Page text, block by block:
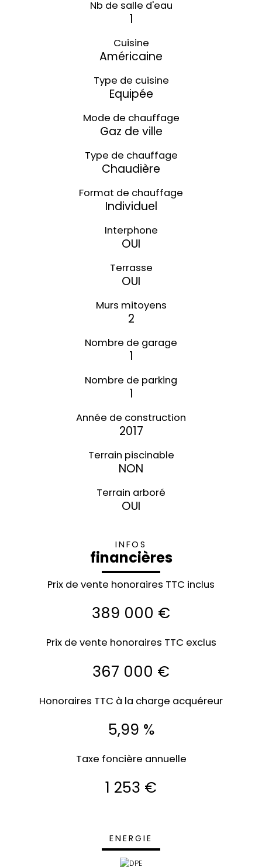
Nb de salle d'eau
1
Cuisine
Américaine
Type de cuisine
Equipée
Mode de chauffage
Gaz de ville
Type de chauffage
Chaudière
Format de chauffage
Individuel
Interphone
OUI
Terrasse
OUI
Murs mitoyens
2
Nombre de garage
1
Nombre de parking
1
Année de construction
2017
Terrain piscinable
NON
Terrain arboré
OUI
INFOS
financières
Prix de vente honoraires TTC inclus
389 000 €
Prix de vente honoraires TTC exclus
367 000 €
Honoraires TTC à la charge acquéreur
5,99 %
Taxe foncière annuelle
1 253 €
ENERGIE